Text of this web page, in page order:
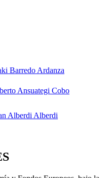
Barredo Ardanza
Ansuategi Cobo
Alberdi Alberdi